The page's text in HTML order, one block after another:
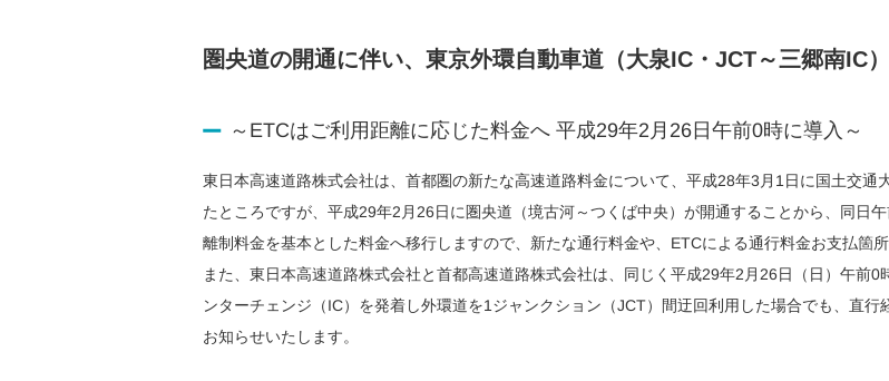
圏央道の開通に伴い、東京外環自動車道（大泉IC・JCT～三郷南IC
～ETCはご利用距離に応じた料金へ 平成29年2月26日午前0時に導入～
東日本高速道路株式会社は、首都圏の新たな高速道路料金について、平成28年3月1日に国土交通
たところですが、平成29年2月26日に圏央道（境古河～つくば中央）が開通することから、同日
離制料金を基本とした料金へ移行しますので、新たな通行料金や、ETCによる通行料金お支払箇
また、東日本高速道路株式会社と首都高速道路株式会社は、同じく平成29年2月26日（日）午前
ンターチェンジ（IC）を発着し外環道を1ジャンクション（JCT）間迂回利用した場合でも、直
お知らせいたします。